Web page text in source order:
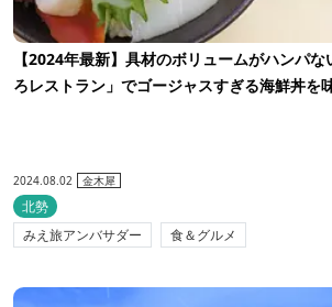
【2024年最新】具材のボリュームがハンパ
ろレストラン」でゴージャスすぎる海鮮丼を
2024.08.02 金木犀
北勢
みえ旅アンバサダー
食＆グルメ